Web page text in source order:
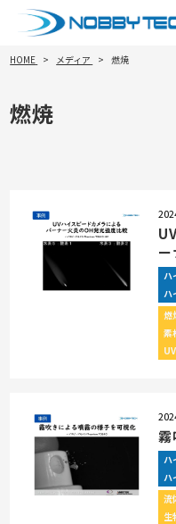
HOME メディア 燃焼
燃焼
ハ
ハ
燃
素
霧
ハ
ハ
流
生